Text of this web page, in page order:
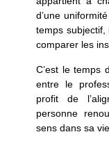
d’une
temps subjectif,
comparer les
C’est le temps
entre le
profit de
personne
sens dans sa vie.